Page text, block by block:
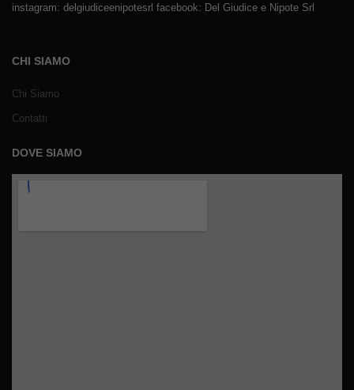
instagram: delgiudiceenipotesrl facebook: Del Giudice e Nipote Srl
CHI SIAMO
Chi Siamo
Contatti
DOVE SIAMO